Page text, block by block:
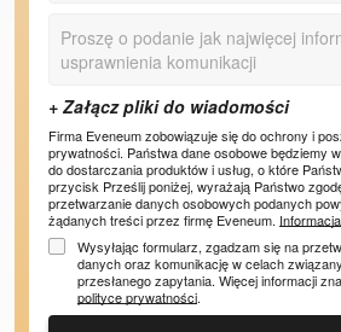
Firma Eveneum zobowiązuje się do ochrony i
prywatności. Państwa dane osobowe będziemy
do dostarczania produktów i usług, o które
przycisk Prześlij poniżej, wyrażają Państwo
przetwarzanie danych osobowych podanych
żądanych treści przez firmę Eveneum.
Wysyłając formularz, zgadzam się na
danych oraz komunikację w celach
przesłanego zapytania. Więcej informacji
polityce prywatności.